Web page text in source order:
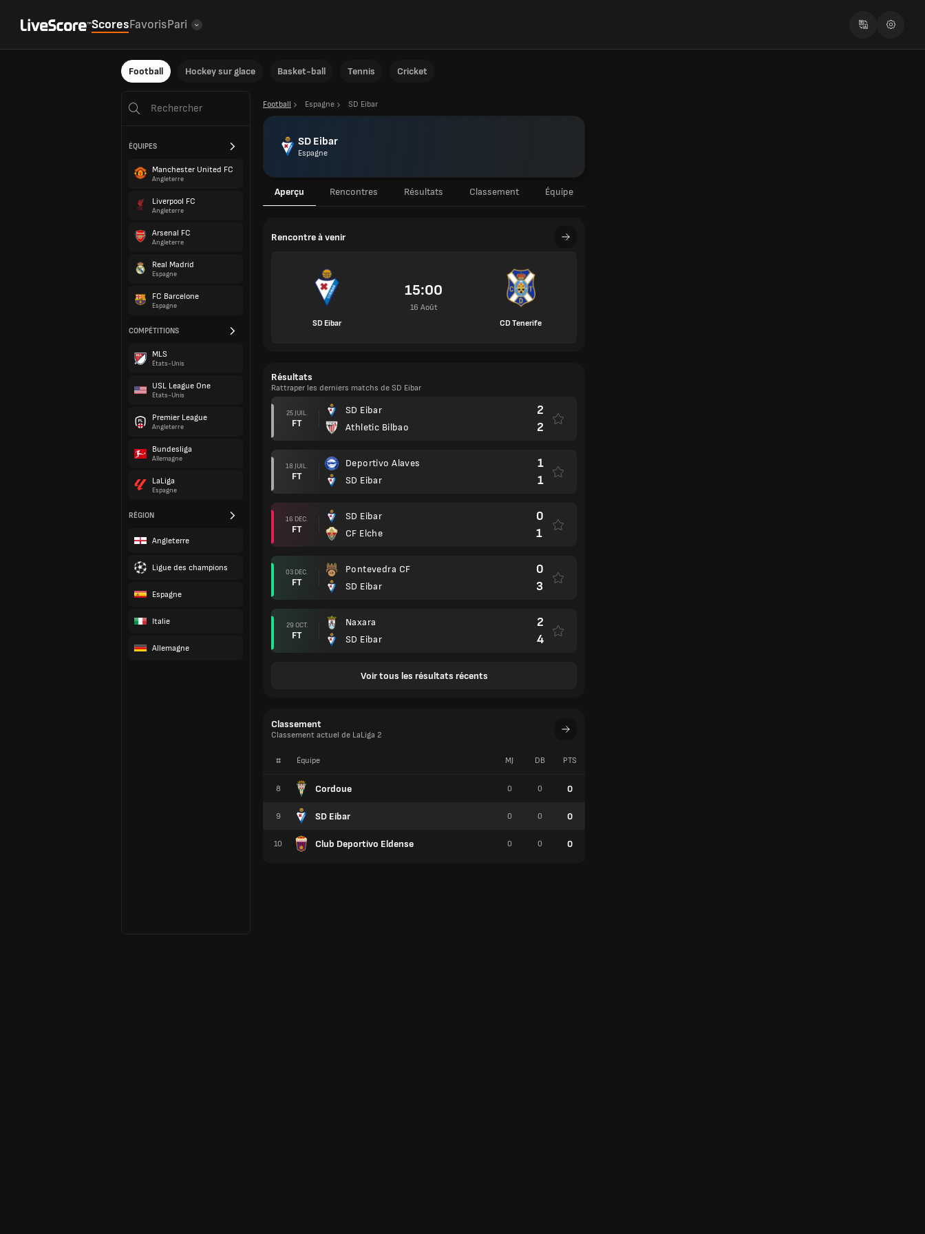
ScoresFavorisPari
Football Hockey sur glace Basket-ball Tennis Cricket
ÉQUIPES
Manchester United FC
Angleterre
Liverpool FC
Angleterre
Arsenal FC
Angleterre
Real Madrid
Espagne
FC Barcelone
Espagne
COMPÉTITIONS
MLS
États-Unis
USL League One
États-Unis
Premier League
Angleterre
Bundesliga
Allemagne
LaLiga
Espagne
RÉGION
Angleterre
Ligue des champions
Espagne
Italie
Allemagne
Football Espagne SD Eibar
SD Eibar
Espagne
Aperçu Rencontres Résultats Classement Équipe
Rencontre à venir
SD Eibar
15:00
16 Août
CD Tenerife
Résultats
Rattraper les derniers matchs de SD Eibar
25 JUIL.
FT
SD Eibar
Athletic Bilbao
2
2
18 JUIL.
FT
Deportivo Alaves
SD Eibar
1
1
16 DÉC.
FT
SD Eibar
CF Elche
0
1
03 DÉC.
FT
Pontevedra CF
SD Eibar
0
3
29 OCT.
FT
Naxara
SD Eibar
2
4
Voir tous les résultats récents
Classement
Classement actuel de LaLiga 2
# Équipe
8 Cordoue
9 SD Eibar
10 Club Deportivo Eldense
MJ DB PTS
0 0 0
0 0 0
0 0 0